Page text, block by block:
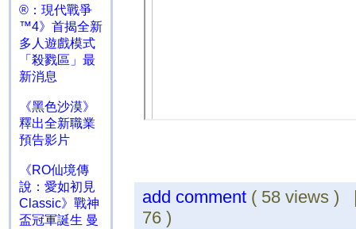
®：現代戰爭
™4》首揭全新
多人遊戲模式
「殺戮區」最
新消息
《黑色沙漠》
釋出全新職業
預告影片
《RO仙境傳
說：愛如初見
Classic》戰神
盃冠軍誕生 曼
add comment ( 58 views
76 )